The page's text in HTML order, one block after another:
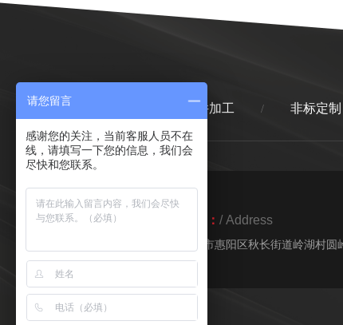
精密零件加工 / 非标定制
地址： / Address
惠州市惠阳区秋长街道岭湖村圆
请您留言
感谢您的关注，当前客服人员不在
线，请填写一下您的信息，我们会
尽快和您联系。